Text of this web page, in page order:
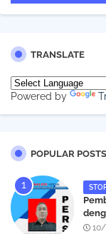
TRANSLATE
Powered by
POPULAR POSTS
10/